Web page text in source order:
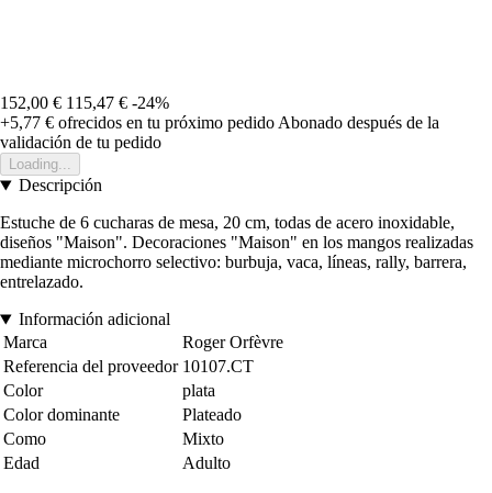
152,00 € 115,47 € -24%
+5,77 € ofrecidos en tu próximo pedido Abonado después de la
validación de tu pedido
Loading...
Descripción
Estuche de 6 cucharas de mesa, 20 cm, todas de acero inoxidable,
diseños "Maison". Decoraciones "Maison" en los mangos realizadas
mediante microchorro selectivo: burbuja, vaca, líneas, rally, barrera,
entrelazado.
Información adicional
Marca
Roger Orfèvre
Referencia del proveedor 10107.CT
Color
plata
Color dominante
Plateado
Como
Mixto
Edad
Adulto